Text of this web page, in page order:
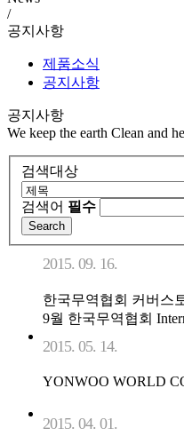
/
공지사항
제품소식
공지사항
공지사항
We keep the earth Clean and
검색대상
검색어 필수
2015. 09. 16.
한국무역협회 커버스
9월 한국무역협회
2015. 05. 14.
YONWOO WORLD
2015. 04. 01.